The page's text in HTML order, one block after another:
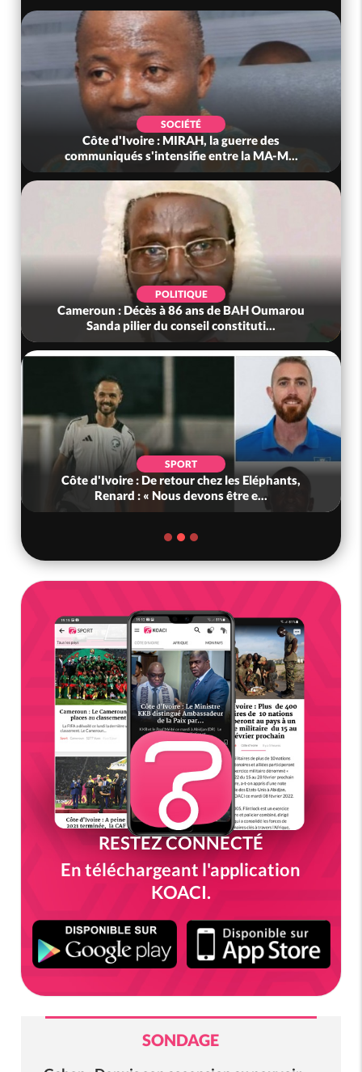
SOCIÉTÉ
Côte d'Ivoire : MIRAH, la guerre des
communiqués s'intensifie entre la MA-M...
POLITIQUE
Cameroun : Décès à 86 ans de BAH Oumarou
Sanda pilier du conseil constituti...
SPORT
Côte d'Ivoire : De retour chez les Eléphants,
Renard : « Nous devons être e...
RESTEZ CONNECTÉ
En téléchargeant l'application
KOACI.
SONDAGE